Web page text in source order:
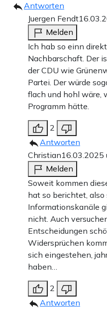
Antworten
Juergen Fendt
Melden
Ich hab so einn
Nachbarschaft. Der
der CDU wie
Partei. Der würde
flach und hohl wäre,
Programm hätte.
2
Antworten
Christian16.03.2025
Melden
Soweit kommen
hat so berichtet,
Informationskanäle
nicht. Auch
Entscheidungen
Widersprüchen
sich eingestehen,
haben…
2
Antworten